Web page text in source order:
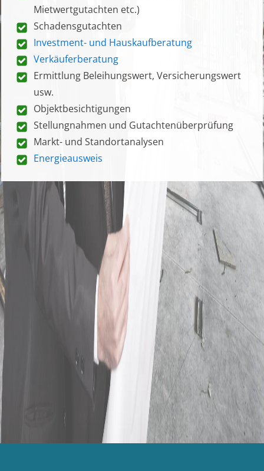
Mietwertgutachten etc.)
Schadensgutachten
Investment- und Hauskaufberatung
Verkäuferberatung
Ermittlung Beleihungswert, Versicherungswert
usw.
Objektbesichtigungen
Stellungnahmen und Gutachtenüberprüfung
Markt- und Standortanalysen
Energieausweis